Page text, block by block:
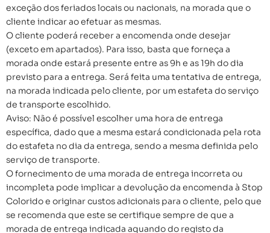
exceção dos feriados locais ou nacionais, na morada que o
cliente indicar ao efetuar as mesmas.
O cliente poderá receber a encomenda onde desejar
(exceto em apartados). Para isso, basta que forneça a
morada onde estará presente entre as 9h e as 19h do dia
previsto para a entrega. Será feita uma tentativa de entrega,
na morada indicada pelo cliente, por um estafeta do serviço
de transporte escolhido.
Aviso: Não é possível escolher uma hora de entrega
específica, dado que a mesma estará condicionada pela rota
do estafeta no dia da entrega, sendo a mesma definida pelo
serviço de transporte.
O fornecimento de uma morada de entrega incorreta ou
incompleta pode implicar a devolução da encomenda à Stop
Colorido e originar custos adicionais para o cliente, pelo que
se recomenda que este se certifique sempre de que a
morada de entrega indicada aquando do registo da